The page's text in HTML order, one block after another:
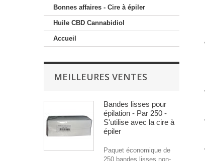
Bonnes affaires - Cire à épiler
Huile CBD Cannabidiol
Accueil
MEILLEURES VENTES
Bandes lisses pour
épilation - Par 250 -
S'utilise avec la cire à
épiler
Paquet économique de
250 bandes lisses non-